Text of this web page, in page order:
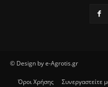
© Design by e-Agrotis.gr
Όροι Χρήσης Συνεργαστείτε